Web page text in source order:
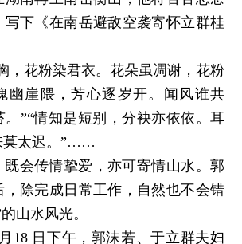
写下《在南岳避敌空袭寄怀立群桂
，花粉染君衣。花朵虽凋谢，花粉
幽崖隈，芳心逐岁开。闻风谁共
”“情知是短别，分袂亦依依。耳
莫太迟。”……
既会传情挚爱，亦可寄情山水。郭
，除完成日常工作，自然也不会错
山水风光。
18 日下午，郭沫若、于立群夫妇